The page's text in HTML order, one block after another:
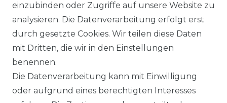
KONTAKT
ANFAHRT
WIDERRUFS­FORMULAR
einzubinden oder Zugriffe auf unsere Website zu
analysieren. Die Datenverarbeitung erfolgt erst
durch gesetzte Cookies. Wir teilen diese Daten
mit Dritten, die wir in den Einstellungen
benennen.
Die Datenverarbeitung kann mit Einwilligung
oder aufgrund eines berechtigten Interesses